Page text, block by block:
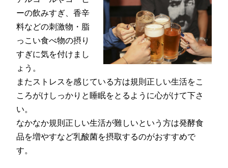
ーの飲みすぎ、香辛
料などの刺激物・脂
っこい食べ物の摂り
すぎに気を付けまし
ょう。
またストレスを感じている方は規則正しい生活をこ
ころがけしっかりと睡眠をとるように心がけて下さ
い。
なかなか規則正しい生活が難しいという方は発酵食
品を増やすなど乳酸菌を摂取するのがおすすめで
す。